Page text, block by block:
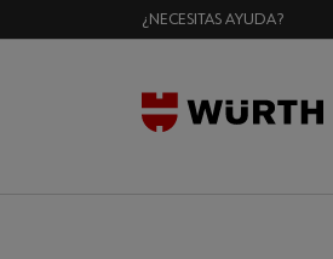
¿NECESITAS AYUDA?